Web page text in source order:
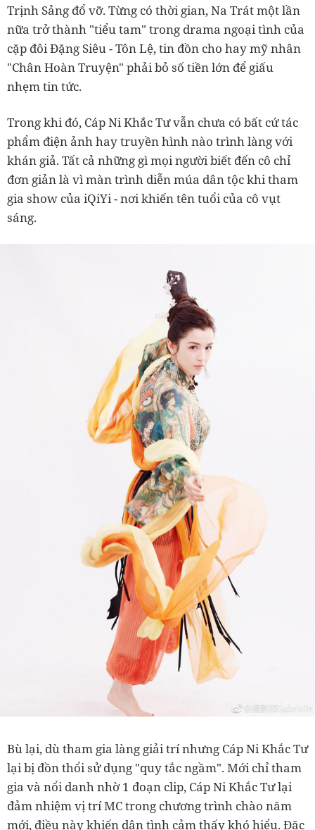
Trịnh Sảng đổ vỡ. Từng có thời gian, Na Trát một lần
nữa trở thành "tiểu tam" trong drama ngoại tình của
cặp đôi Đặng Siêu - Tôn Lệ, tin đồn cho hay mỹ nhân
"Chân Hoàn Truyện" phải bỏ số tiền lớn để giấu
nhẹm tin tức.
Trong khi đó, Cáp Ni Khắc Tư vẫn chưa có bất cứ tác
phẩm điện ảnh hay truyền hình nào trình làng với
khán giả. Tất cả những gì mọi người biết đến cô chỉ
đơn giản là vì màn trình diễn múa dân tộc khi tham
gia show của iQiYi - nơi khiến tên tuổi của cô vụt
sáng.
Bù lại, dù tham gia làng giải trí nhưng Cáp Ni Khắc Tư
lại bị đồn thổi sử dụng "quy tắc ngầm". Mới chỉ tham
gia và nổi danh nhờ 1 đoạn clip, Cáp Ni Khắc Tư lại
đảm nhiệm vị trí MC trong chương trình chào năm
mới, điều này khiến dân tình cảm thấy khó hiểu. Đặc